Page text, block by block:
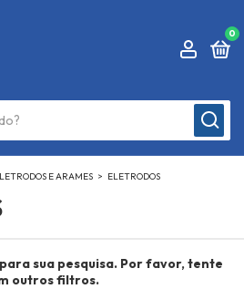
0
E ARAMES > ELETRODOS
sua pesquisa. Por favor, tente
outros filtros.